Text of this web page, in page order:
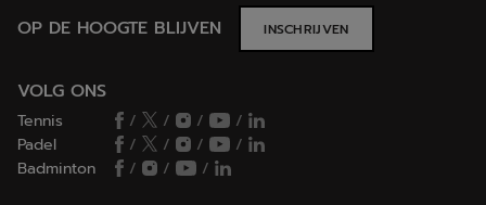
OP DE HOOGTE BLIJVEN INSCHRIJVEN
VOLG ONS
Tennis / / /
/
Padel
/ / /
/
Badminton
/ / /